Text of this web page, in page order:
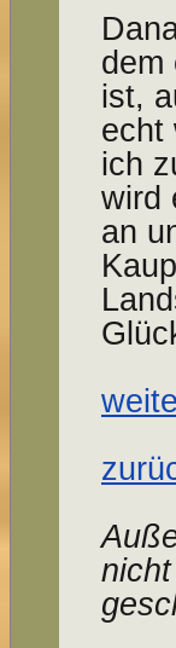
dem
ist,
echt
ich
wird
an